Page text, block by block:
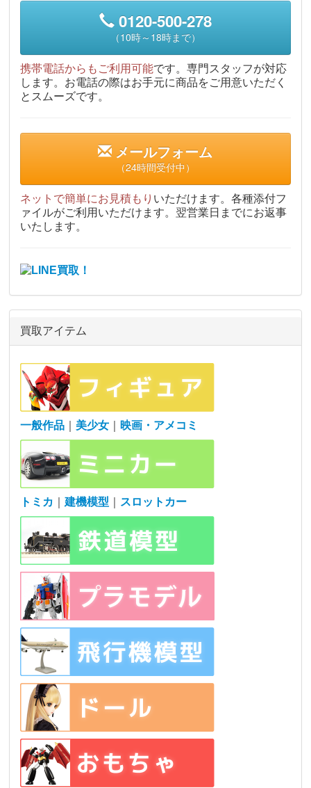
0120-500-278
（10時～18時まで）
携帯電話からもご利用可能です。専門スタッフが対応
します。お電話の際はお手元に商品をご用意いただく
とスムーズです。
メールフォーム
（24時間受付中）
ネットで簡単にお見積もり いただけます。各種添付フ
ァイルがご利用いただけます。翌営業日までにお返事
いたします。
買取アイテム
一般作品 美少女 映画・アメコミ
トミカ ｜建機模型 スロットカー